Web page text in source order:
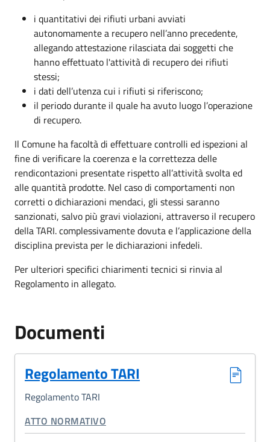
i quantitativi dei rifiuti urbani avviati
autonomamente a recupero nell’anno precedente,
allegando attestazione rilasciata dai soggetti che
hanno effettuato l'attività di recupero dei rifiuti
stessi;
i dati dell’utenza cui i rifiuti si riferiscono;
il periodo durante il quale ha avuto luogo l’operazione
di recupero.
Il Comune ha facoltà di effettuare controlli ed ispezioni al
fine di verificare la coerenza e la correttezza delle
rendicontazioni presentate rispetto all’attività svolta ed
alle quantità prodotte. Nel caso di comportamenti non
corretti o dichiarazioni mendaci, gli stessi saranno
sanzionati, salvo più gravi violazioni, attraverso il recupero
della TARI. complessivamente dovuta e l’applicazione della
disciplina prevista per le dichiarazioni infedeli.
Per ulteriori specifici chiarimenti tecnici si rinvia al
Regolamento in allegato.
Documenti
Regolamento TARI
Regolamento TARI
CATEGORIA CORRELATA:
ATTO NORMATIVO